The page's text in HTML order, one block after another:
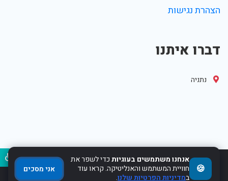
הצהרת נגישות
דברו איתנו
נתניה
2017-2022 Powered by WebHit.co.il 🍪
אנחנו משתמשים בעוגיותכדי לשפר את
חוויית המשתמש והאנליטיקה. קראו עוד
במדיניות הפרטיות שלנו.
אני מסכים